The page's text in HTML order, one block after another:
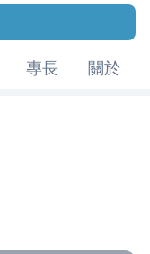
專長 關於